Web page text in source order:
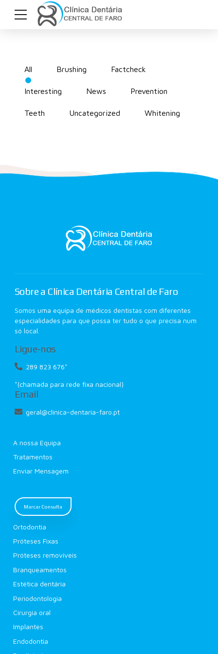
All Brushing Factcheck
Interesting News Prevention
Teeth Uncategorized Whitening
Sobre a Clínica Dentária Central de Faro
Somos uma equipa de médicos dentistas com diferentes
especialidades para que possa ter tudo o que precisa num
só local.
Ligue-nos
289 823 676*
*(chamada para rede fixa nacional)
Email
geral@clinica-dentaria-faro.pt
A nossa Equipa
Tratamentos
Enviar Mensagem
Marcar Consulta
Ortodontia
Próteses Fixas
Próteses removíveis
Branqueamentos
Estética dentária
Periodontologia
Cirurgia oral
Implantes
Endodontia